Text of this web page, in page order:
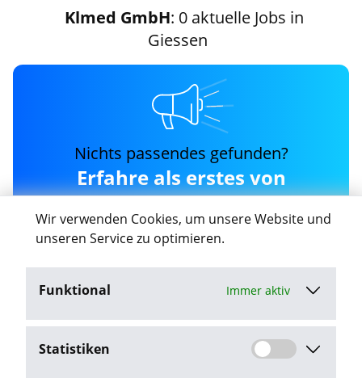
Wir verwenden Cookies, um unsere Website und
unseren Service zu optimieren.
Funktional Immer aktiv
Statistiken
Klmed GmbH: 0 aktuelle Jobs in
Giessen
Nichts passendes gefunden?
Erfahre als erstes von
neuen klmed-gmbh Jobs
in Giessen